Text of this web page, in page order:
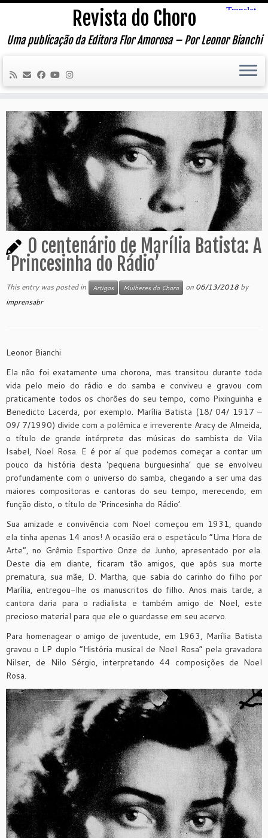
Skip
content
Revista do Choro
Uma publicação da Editora Flor Amorosa – Por Leonor Bianchi
O centenário de Marília Batista: A
‘Princesinha do Rádio’
This entry was posted in Artigos Mulheres do Choro on 06/13/2018 by
imprensabr
Leonor Bianchi
Ela não foi exatamente uma chorona, mas transitou durante toda
vida pelo meio do rádio e do samba e conviveu e gravou com
praticamente todos os chorões do seu tempo, como Pixinguinha e
Benedicto Lacerda, por exemplo. Marília Batista (18/ 04/ 1917 –
09/ 7/1990) divide com a polêmica e irreverente Aracy de Almeida,
o título de grande intérprete das músicas do sambista de Vila
Isabel, Noel Rosa. E é por aí que podemos começar a contar um
pouco da história desta ‘pequena burguesinha’ que se envolveu
profundamente com o universo do samba, chegando a ser uma das
maiores compositoras e cantoras do seu tempo, merecendo, em
função disto, o título de ‘Princesinha do Rádio’.
Sua amizade e convivência com Noel começou em 1931, quando
ela tinha apenas 14 anos! A ocasião era o espetáculo “Uma Hora de
Arte”, no Grêmio Esportivo Onze de Junho, apresentado por ela.
Deste dia em diante, ficaram tão amigos, que após sua morte
prematura, sua mãe, D. Martha, que sabia do carinho do filho por
Marília, entregou-lhe os manuscritos do filho. Anos mais tarde, a
cantora daria para o radialista e também amigo de Noel, este
precioso material para que ele o guardasse em seu acervo.
Para homenagear o amigo de juventude, em 1963, Marília Batista
gravou o LP duplo “História musical de Noel Rosa” pela gravadora
Nilser, de Nilo Sérgio, interpretando 44 composições de Noel
Rosa.